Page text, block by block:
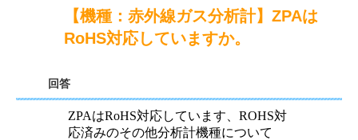
【機種：赤外線ガス分析計】ZPAは
RoHS対応していますか。
回答
ZPAはRoHS対応しています、ROHS対
応済みのその他分析計機種について